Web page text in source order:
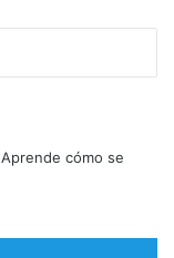
Aprende cómo se